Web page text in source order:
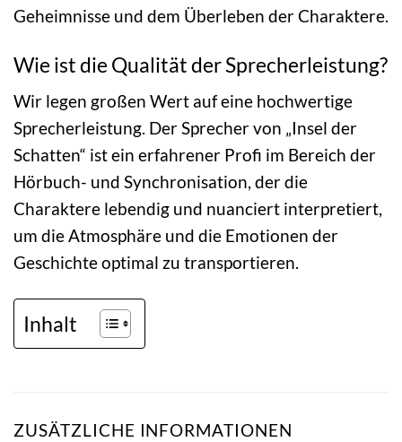
Geheimnisse und dem Überleben der Charaktere.
Wie ist die Qualität der Sprecherleistung?
Wir legen großen Wert auf eine hochwertige
Sprecherleistung. Der Sprecher von „Insel der
Schatten“ ist ein erfahrener Profi im Bereich der
Hörbuch- und Synchronisation, der die
Charaktere lebendig und nuanciert interpretiert,
um die Atmosphäre und die Emotionen der
Geschichte optimal zu transportieren.
Inhalt
ZUSÄTZLICHE INFORMATIONEN